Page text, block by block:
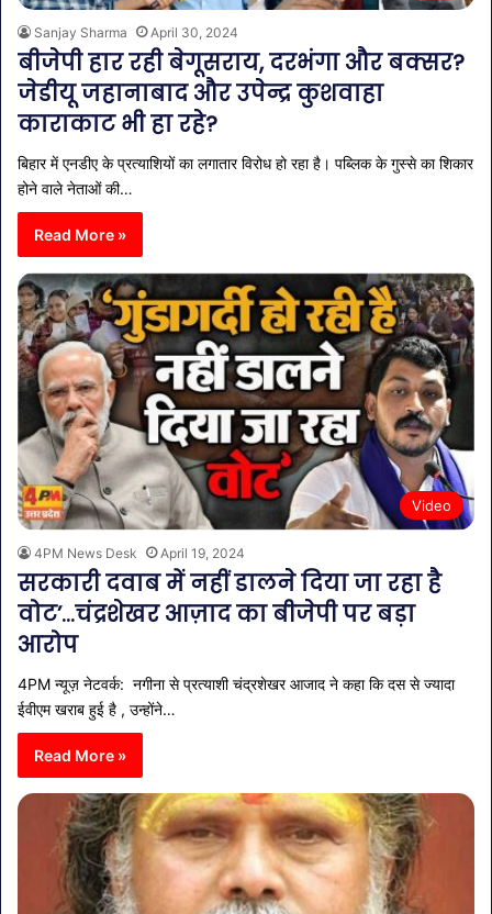
Sanjay Sharma April 30, 2024
बीजेपी हार रही बेगूसराय, दरभंगा और बक्सर?
जेडीयू जहानाबाद और उपेन्द्र कुशवाहा
काराकाट भी हा रहे?
बिहार में एनडीए के प्रत्याशियों का लगातार विरोध हो रहा है। पब्लिक के गुस्से का शिकार
होने वाले नेताओं की…
Read More »
Video
4PM News Desk April 19, 2024
सरकारी दवाब में नहीं डालने दिया जा रहा है
वोट’…चंद्रशेखर आज़ाद का बीजेपी पर बड़ा
आरोप
4PM न्यूज़ नेटवर्क: नगीना से प्रत्याशी चंद्रशेखर आजाद ने कहा कि दस से ज्यादा
ईवीएम खराब हुई है , उन्होंने…
Read More »